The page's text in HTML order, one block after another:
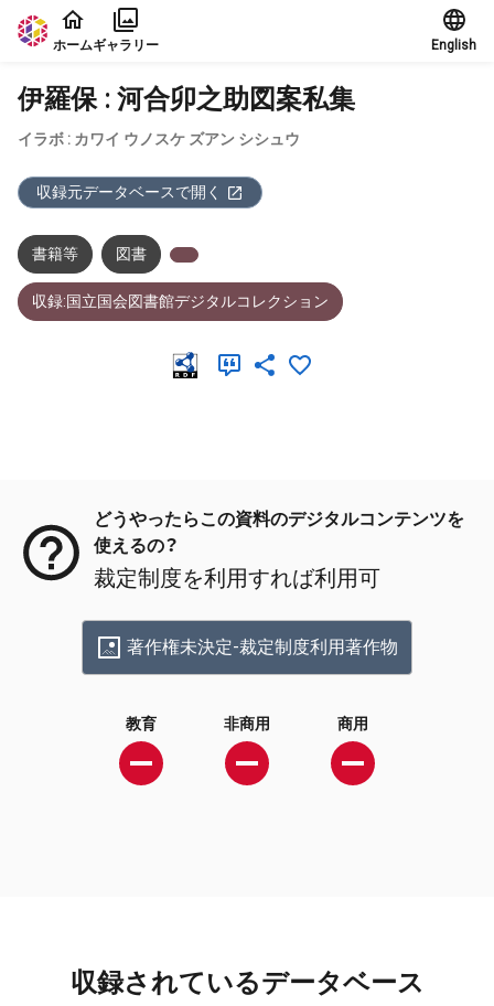
本文に飛ぶ
ホームギャラリー English
伊羅保 : 河合卯之助図案私集
イラボ : カワイ ウノスケ ズアン シシュウ
収録元データベースで開く
書籍等 図書
収録:国立国会図書館デジタルコレクション
どうやったらこの資料のデジタルコンテンツを
使えるの？
裁定制度を利用すれば利用可
著作権未決定-裁定制度利用著作物
教育 非商用 商用
収録されているデータベース